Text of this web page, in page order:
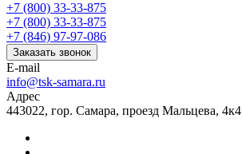
+7 (800) 33-33-875
+7 (800) 33-33-875
+7 (846) 97-97-086
Заказать звонок
E-mail
info@tsk-samara.ru
Адрес
443022, гор. Самара, проезд Мальцева, 4к4